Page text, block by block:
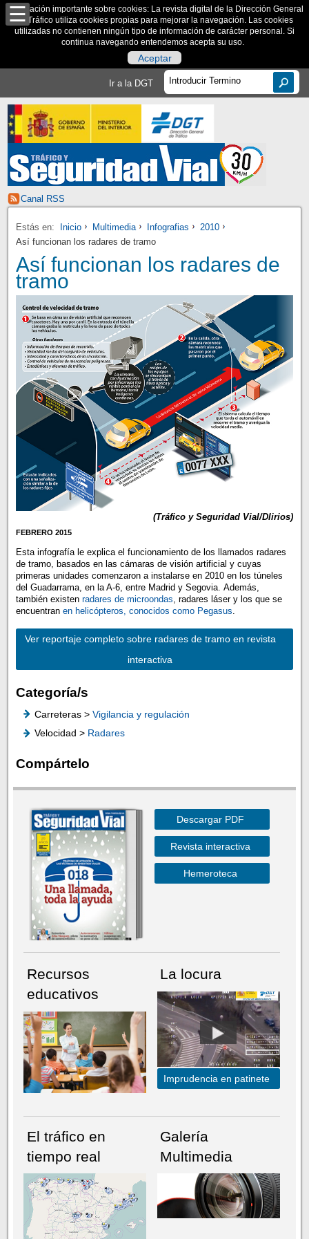
Información importante sobre cookies: La revista digital de la Dirección General
de Tráfico utiliza cookies propias para mejorar la navegación. Las cookies
utilizadas no contienen ningún tipo de información de carácter personal. Si
continua navegando entendemos acepta su uso.
Aceptar
Ir a la DGT
Canal RSS
Estás en: Inicio Multimedia Infografias
2010
Así funcionan los radares de tramo
Así funcionan los radares de
tramo
(Tráfico y Seguridad Vial/Dlirios)
FEBRERO 2015
Esta infografía le explica el funcionamiento de los llamados radares
de tramo, basados en las cámaras de visión artificial y cuyas
primeras unidades comenzaron a instalarse en 2010 en los túneles
del Guadarrama, en la A-6, entre Madrid y Segovia. Además,
también existen radares de microondas, radares láser y los que se
encuentran en helicópteros, conocidos como Pegasus.
Ver reportaje completo sobre radares de tramo en revista
interactiva
Categoría/s
Carreteras > Vigilancia y regulación
Velocidad > Radares
Compártelo
Descargar PDF
Revista interactiva
Hemeroteca
Recursos
educativos
La locura
Imprudencia en patinete
El tráfico en
tiempo real
Galería
Multimedia